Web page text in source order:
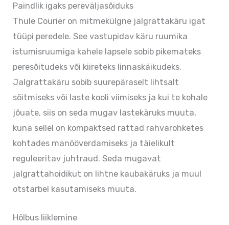
Paindlik igaks pereväljasõiduks
Thule Courier on mitmekülgne jalgrattakäru igat
tüüpi peredele. See vastupidav käru ruumika
istumisruumiga kahele lapsele sobib pikemateks
peresõitudeks või kiireteks linnaskäikudeks.
Jalgrattakäru sobib suurepäraselt lihtsalt
sõitmiseks või laste kooli viimiseks ja kui te kohale
jõuate, siis on seda mugav lastekäruks muuta,
kuna sellel on kompaktsed rattad rahvarohketes
kohtades manööverdamiseks ja täielikult
reguleeritav juhtraud. Seda mugavat
jalgrattahoidikut on lihtne kaubakäruks ja muul
otstarbel kasutamiseks muuta.
Hõlbus liiklemine